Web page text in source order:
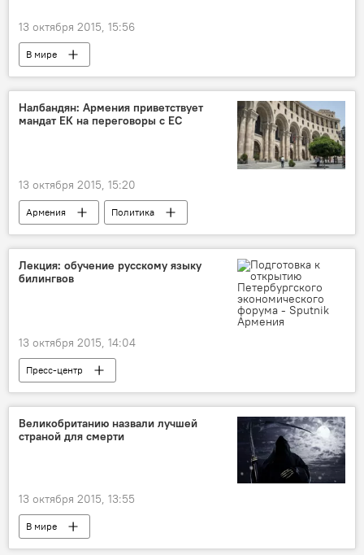
13 октября 2015, 15:56
В мире
Налбандян: Армения приветствует
мандат ЕК на переговоры с ЕС
13 октября 2015, 15:20
Армения Политика
Лекция: обучение русскому языку
билингвов
13 октября 2015, 14:04
Пресс-центр
Великобританию назвали лучшей
страной для смерти
13 октября 2015, 13:55
В мире